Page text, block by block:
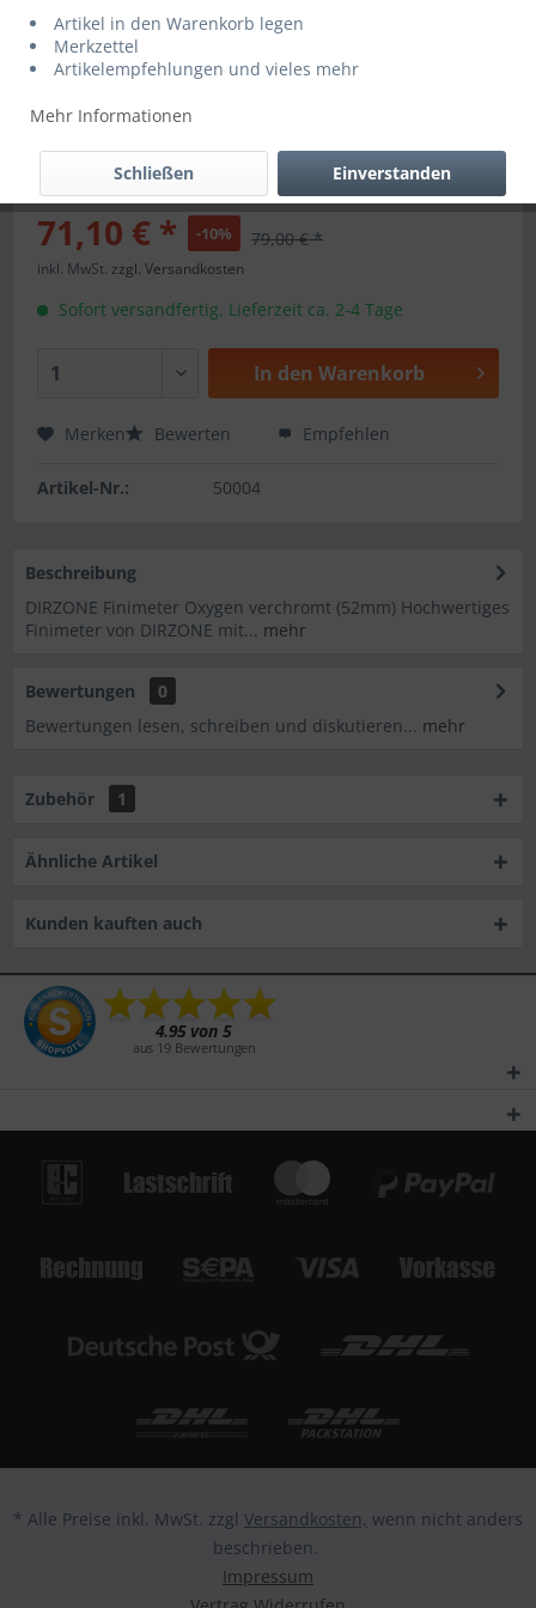
71,10 € * -10% 79,00 € *
inkl. MwSt. zzgl. Versandkosten
Sofort versandfertig, Lieferzeit ca. 2-4 Tage
In den Warenkorb
Merken Bewerten Empfehlen
Artikel-Nr.: 50004
Beschreibung
DIRZONE Finimeter Oxygen verchromt (52mm) Hochwertiges
Finimeter von DIRZONE mit... mehr
Bewertungen
0
Bewertungen lesen, schreiben und diskutieren... mehr
Zubehör 1
Ähnliche Artikel
Kunden kauften auch
* Alle Preise inkl. MwSt. zzgl Versandkosten, wenn nicht anders
beschrieben.
Impressum
Artikel in den Warenkorb legen
Merkzettel
Artikelempfehlungen und vieles mehr
Mehr Informationen
Einverstanden
Schließen